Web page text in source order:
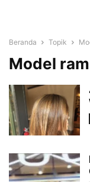
Beranda Topik
Model